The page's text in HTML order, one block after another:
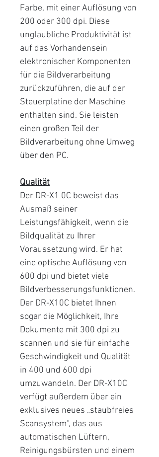
Farbe, mit einer Auflösung von
200 oder 300 dpi. Diese
unglaubliche Produktivität ist
auf das Vorhandensein
elektronischer Komponenten
für die Bildverarbeitung
zurückzuführen, die auf der
Steuerplatine der Maschine
enthalten sind. Sie leisten
einen großen Teil der
Bildverarbeitung ohne Umweg
über den PC.
Qualität
Der DR-X1 0C beweist das
Ausmaß seiner
Leistungsfähigkeit, wenn die
Bildqualität zu Ihrer
Voraussetzung wird. Er hat
eine optische Auflösung von
600 dpi und bietet viele
Bildverbesserungsfunktionen.
Der DR-X10C bietet Ihnen
sogar die Möglichkeit, Ihre
Dokumente mit 300 dpi zu
scannen und sie für einfache
Geschwindigkeit und Qualität
in 400 und 600 dpi
umzuwandeln. Der DR-X10C
verfügt außerdem über ein
exklusives neues „staubfreies
Scansystem“, das aus
automatischen Lüftern,
Reinigungsbürsten und einem